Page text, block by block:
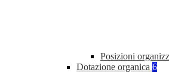
Posizioni
Dotazione organica 6